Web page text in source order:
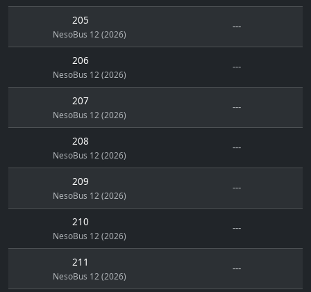
205
NesoBus 12 (2026)
---
206
NesoBus 12 (2026)
---
207
NesoBus 12 (2026)
---
208
NesoBus 12 (2026)
---
209
NesoBus 12 (2026)
---
210
NesoBus 12 (2026)
---
211
NesoBus 12 (2026)
---